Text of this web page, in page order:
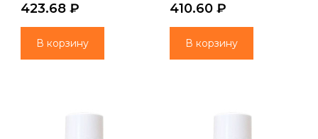
423.68 ₽
В корзину
410.60 ₽
В корзину